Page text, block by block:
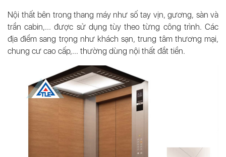
Nội thất bên trong thang máy như số tay vịn, gương, sàn và
trần cabin,... được sử dụng tùy theo từng công trình. Các
địa điểm sang trọng như khách sạn, trung tâm thương mại,
chung cư cao cấp,... thường dùng nội thất đắt tiền.